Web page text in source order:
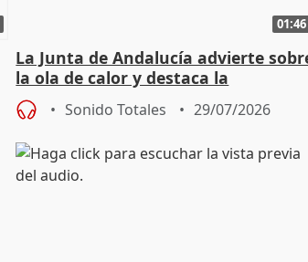
01:46
La Junta de Andalucía advierte
la ola de calor y destaca la
importancia de la prevención
Sonido Totales 29/07/2026